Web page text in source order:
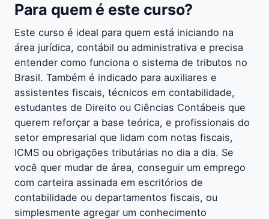
Para quem é este curso?
Este curso é ideal para quem está iniciando na
área jurídica, contábil ou administrativa e precisa
entender como funciona o sistema de tributos no
Brasil. Também é indicado para auxiliares e
assistentes fiscais, técnicos em contabilidade,
estudantes de Direito ou Ciências Contábeis que
querem reforçar a base teórica, e profissionais do
setor empresarial que lidam com notas fiscais,
ICMS ou obrigações tributárias no dia a dia. Se
você quer mudar de área, conseguir um emprego
com carteira assinada em escritórios de
contabilidade ou departamentos fiscais, ou
simplesmente agregar um conhecimento